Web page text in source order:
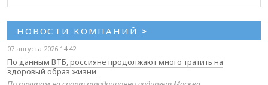
НОВОСТИ КОМПАНИЙ >
07 августа 2026 14:42
По данным ВТБ, россияне продолжают много тратить на
здоровый образ жизни